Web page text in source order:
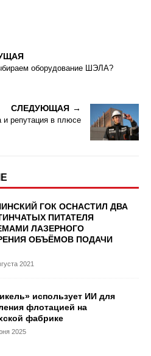
оборудование ШЭЛА?
СЛЕДУЮЩАЯ
и репутация в плюсе
ГОК ОСНАСТИЛ ДВА
ПИТАТЕЛЯ
ЛАЗЕРНОГО
ОБЪЁМОВ ПОДАЧИ
2021
использует ИИ для
флотацией на
фабрике
2025